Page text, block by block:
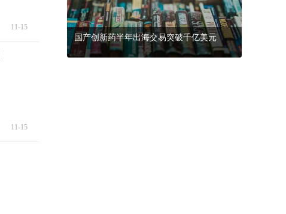
11-15
11-15
国产创新药半年出海交易突破千亿美元